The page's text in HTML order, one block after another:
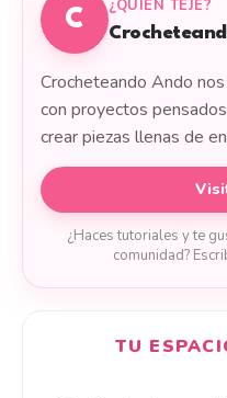
C
¿QUIÉN TEJE?
Crocheteando Ando
con proyectos
crear piezas llenas de
¿Haces tutoriales y te
comunidad?
TU